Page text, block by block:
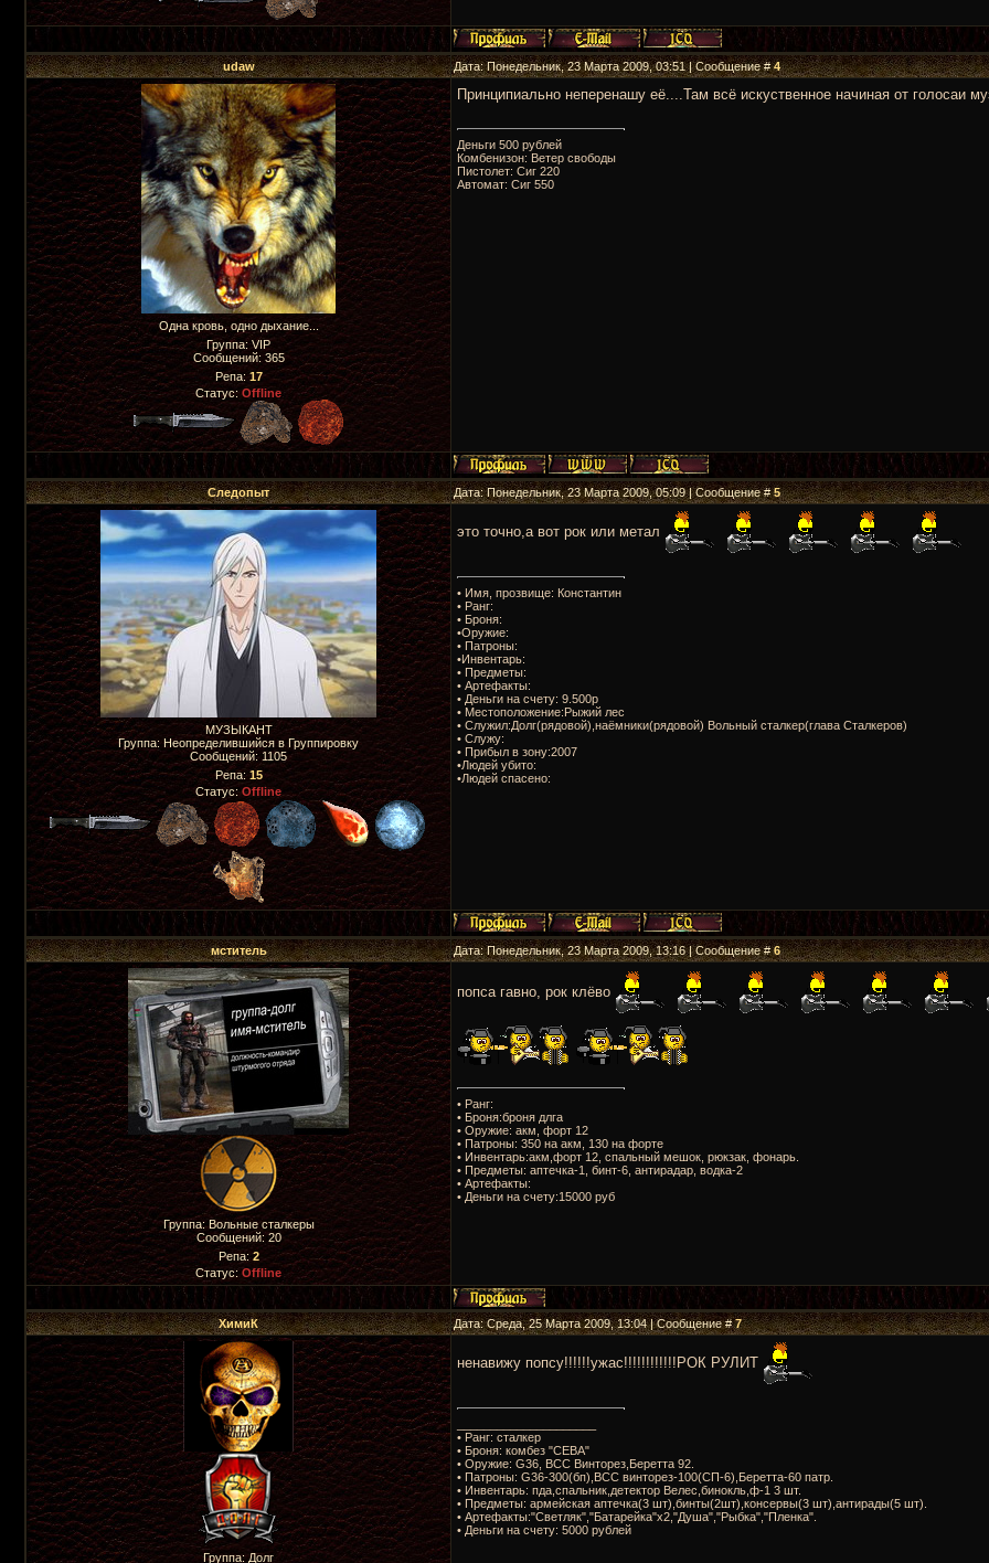
udaw Дата: Понедельник, 23 Марта 2009, 03:51 | Сообщение #4
Одна кровь, одно дыхание...
Группа: VIP
Сообщений: 365
Репа: 17
Статус:Offline
Принципиально неперенашу её....Там всё искуственное начиная от голосаи
Деньги 500 рублей
Комбенизон: Ветер свободы
Пистолет: Сиг 220
Автомат: Сиг 550
Следопыт Дата: Понедельник, 23 Марта 2009, 05:09 | Сообщение #5
МУЗЫКАНТ
Группа: Неопределившийся в Группировку
Сообщений: 1105
Репа: 15
Статус: Offline
это точно,а вот рок или метал
• Имя, прозвище: Константин
• Ранг:
• Броня:
•Оружие:
• Патроны:
•Инвентарь:
• Предметы:
• Артефакты:
• Деньги на счету: 9.500р
• Местоположение:Рыжий лес
• Служил:Долг(рядовой),наёмники(рядовой) Вольный сталкер(глава Сталкеров)
• Служу:
• Прибыл в зону:2007
•Людей убито:
•Людей спасено:
мститель Дата: Понедельник, 23 Марта 2009, 13:16 | Сообщение #6
Группа: Вольные сталкеры
Сообщений:20
Репа: 2
Статус:Offline
попса гавно, рок клёво
• Ранг:
• Броня:броня длга
• Оружие: акм, форт 12
• Патроны: 350 на акм, 130 на форте
• Инвентарь:акм,форт 12, спальный мешок, рюкзак, фонарь.
• Предметы: аптечка-1, бинт-6, антирадар, водка-2
• Артефакты:
• Деньги на счету:15000 руб
ХимиК Дата: Среда, 25 Марта 2009, 13:04 | Сообщение #7
Группа: Долг
ненавижу попсу!!!!!!ужас!!!!!!!!!!!!РОК РУЛИТ
• Ранг: сталкер
• Броня: комбез "СЕВА"
• Оружие: G36, ВСС Винторез,Беретта 92.
• Патроны: G36-300(бп),ВСС винторез-100(СП-6),Беретта-60 патр.
• Инвентарь: пда,спальник,детектор Велес,бинокль,ф-1 3 шт.
• Предметы: армейская аптечка(3 шт),бинты(2шт),консервы(3 шт),антирады(5 шт).
• Артефакты:"Светляк","Батарейка"x2,"Душа","Рыбка","Пленка".
• Деньги на счету: 5000 рублей